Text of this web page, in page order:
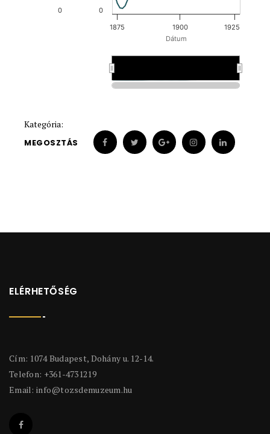
Dátum
1900
1875 1925
0
0
Kategória:
MEGOSZTÁS
ELÉRHETŐSÉG
Cím: 1074 Budapest, Dohány u. 12-14.
Telefon: +361-4731219
Email: info@tozsdemuzeum.hu